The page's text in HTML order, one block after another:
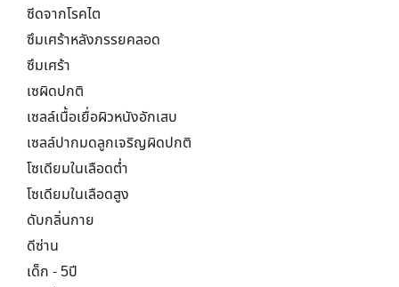
ซีดจากโรคไต
ซึมเศร้าหลังภรรยคลอด
ซึมเศร้า
เซผิดปกติ
เซลล์เนื้อเยื่อผิวหนังอักเสบ
เซลล์ปากมดลูกเจริญผิดปกติ
โซเดียมในเลือดต่ำ
โซเดียมในเลือดสูง
ดับกลิ่นกาย
ดีซ่าน
เด็ก - 5ปี